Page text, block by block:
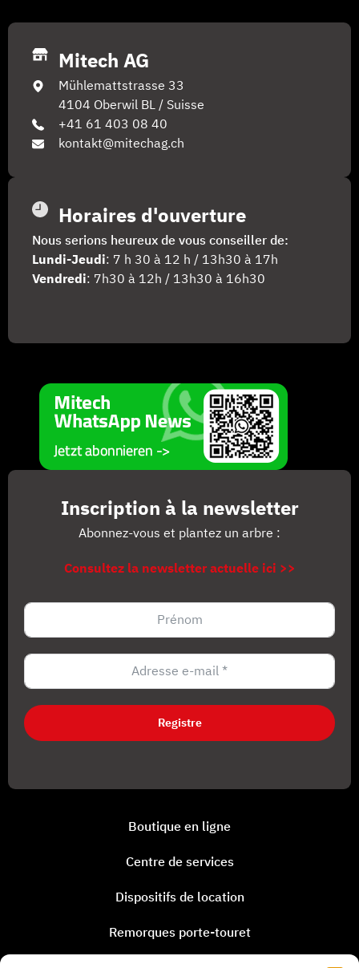
Mitech AG
Mühlemattstrasse 33
4104 Oberwil BL / Suisse
+41 61 403 08 40
kontakt@mitechag.ch
Horaires d'ouverture
Nous serions heureux de vous conseiller de:
Lundi-Jeudi: 7 h 30 à 12 h / 13h30 à 17h
Vendredi: 7h30 à 12h / 13h30 à 16h30
Inscription à la newsletter
Abonnez-vous et plantez un arbre :
Consultez la newsletter actuelle ici >>
Registre
Boutique en ligne
Centre de services
Dispositifs de location
Remorques porte-touret